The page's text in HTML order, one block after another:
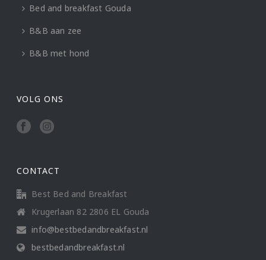
Bed and breakfast Gouda
B&B aan zee
B&B met hond
VOLG ONS
CONTACT
Best Bed and Breakfast
Krugerlaan 82 2806 EL Gouda
info@bestbedandbreakfast.nl
bestbedandbreakfast.nl